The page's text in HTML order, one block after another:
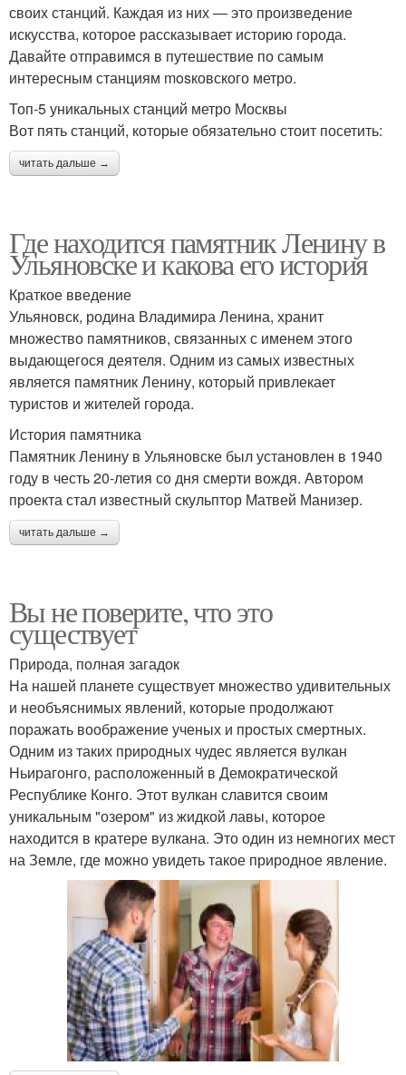
своих станций. Каждая из них — это произведение
искусства, которое рассказывает историю города.
Давайте отправимся в путешествие по самым
интересным станциям mosковского метро.
Топ-5 уникальных станций метро Москвы
Вот пять станций, которые обязательно стоит посетить:
читать дальше →
Где находится памятник Ленину в
Ульяновске и какова его история
Краткое введение
Ульяновск, родина Владимира Ленина, хранит
множество памятников, связанных с именем этого
выдающегося деятеля. Одним из самых известных
является памятник Ленину, который привлекает
туристов и жителей города.
История памятника
Памятник Ленину в Ульяновске был установлен в 1940
году в честь 20-летия со дня смерти вождя. Автором
проекта стал известный скульптор Матвей Манизер.
читать дальше →
Вы не поверите, что это
существует
Природа, полная загадок
На нашей планете существует множество удивительных
и необъяснимых явлений, которые продолжают
поражать воображение ученых и простых смертных.
Одним из таких природных чудес является вулкан
Ньирагонго, расположенный в Демократической
Республике Конго. Этот вулкан славится своим
уникальным "озером" из жидкой лавы, которое
находится в кратере вулкана. Это один из немногих мест
на Земле, где можно увидеть такое природное явление.